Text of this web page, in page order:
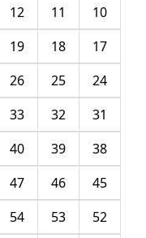
10
11
12
17
18
19
24
25
26
31
32
33
38
39
40
45
46
47
52
53
54